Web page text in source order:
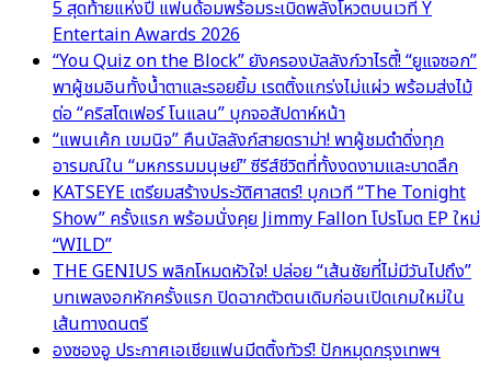
5 สุดท้ายแห่งปี แฟนด้อมพร้อมระเบิดพลังโหวตบนเวที Y
Entertain Awards 2026
“You Quiz on the Block” ยังครองบัลลังก์วาไรตี้! “ยูแจซอก”
พาผู้ชมอินทั้งน้ำตาและรอยยิ้ม เรตติ้งแกร่งไม่แผ่ว พร้อมส่งไม้
ต่อ “คริสโตเฟอร์ โนแลน” บุกจอสัปดาห์หน้า
“แพนเค้ก เขมนิจ” คืนบัลลังก์สายดราม่า! พาผู้ชมดำดิ่งทุก
อารมณ์ใน “มหกรรมมนุษย์” ซีรีส์ชีวิตที่ทั้งงดงามและบาดลึก
KATSEYE เตรียมสร้างประวัติศาสตร์! บุกเวที “The Tonight
Show” ครั้งแรก พร้อมนั่งคุย Jimmy Fallon โปรโมต EP ใหม่
“WILD”
THE GENIUS พลิกโหมดหัวใจ! ปล่อย “เส้นชัยที่ไม่มีวันไปถึง”
บทเพลงอกหักครั้งแรก ปิดฉากตัวตนเดิมก่อนเปิดเกมใหม่ใน
เส้นทางดนตรี
องซองอู ประกาศเอเชียแฟนมีตติ้งทัวร์! ปักหมุดกรุงเทพฯ